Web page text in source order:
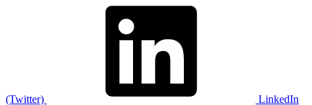
(Twitter) LinkedIn